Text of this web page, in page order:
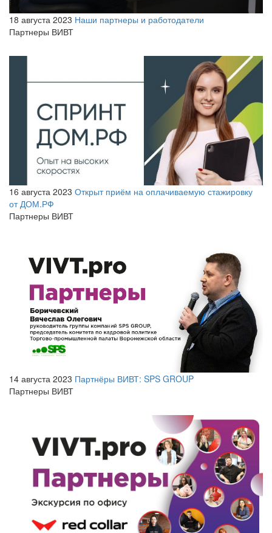
18 августа 2023 Наши партнеры и работодатели
Партнеры ВИВТ
16 августа 2023 Открыт приём на оплачиваемую стажировку
от ДОМ.РФ
Партнеры ВИВТ
14 августа 2023 Партнёры ВИВТ: SPS GROUP
Партнеры ВИВТ